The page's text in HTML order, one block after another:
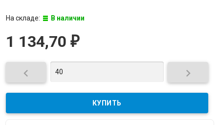
На складе: В наличии
1 134,70 ₽
 